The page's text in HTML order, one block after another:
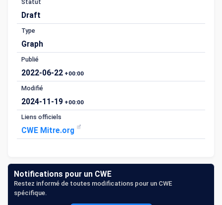
Statut
Draft
Type
Graph
Publié
2022-06-22 +00:00
Modifié
2024-11-19 +00:00
Liens officiels
CWE Mitre.org
Notifications pour un CWE
Restez informé de toutes modifications pour un CWE
spécifique.